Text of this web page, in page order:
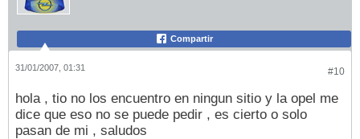
Compartir
#10
31/01/2007, 01:31
hola , tio no los encuentro en ningun sitio y la opel me
dice que eso no se puede pedir , es cierto o solo
pasan de mi , saludos